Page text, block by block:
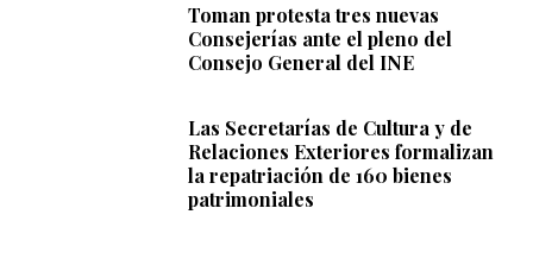
Toman protesta tres nuevas
Consejerías ante el pleno del
Consejo General del INE
Las Secretarías de Cultura y de
Relaciones Exteriores formalizan
la repatriación de 160 bienes
patrimoniales